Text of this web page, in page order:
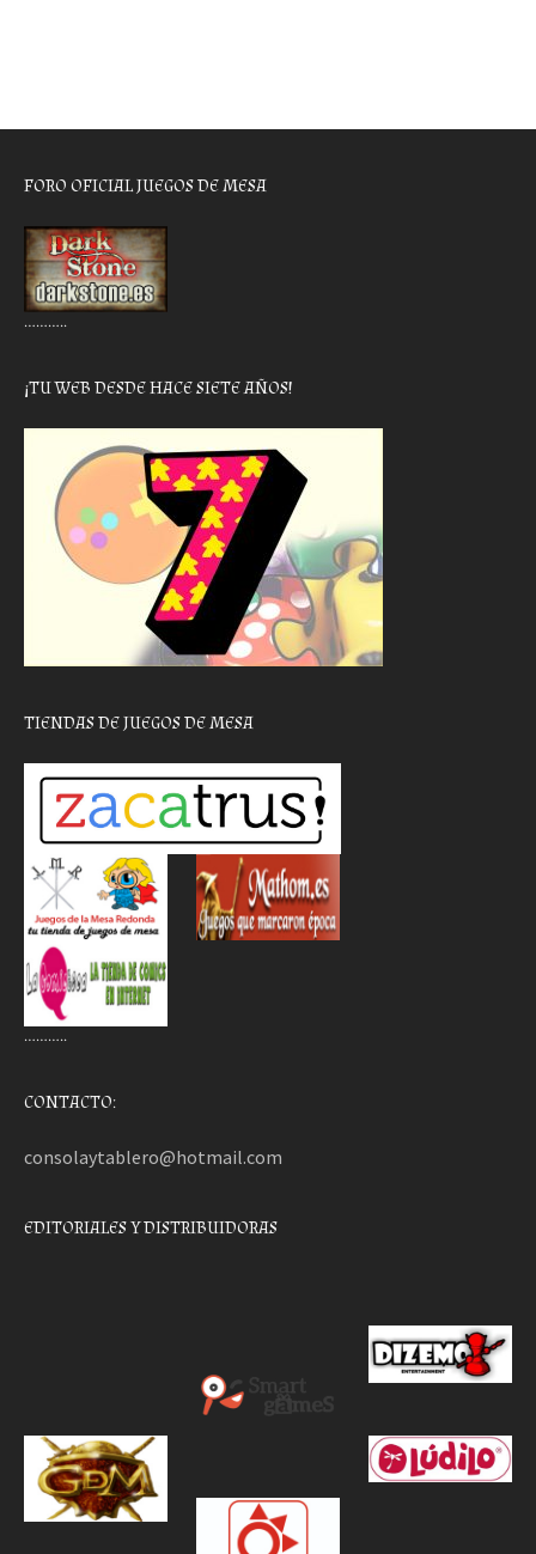
FORO OFICIAL JUEGOS DE MESA
………..
¡TU WEB DESDE HACE SIETE AÑOS!
TIENDAS DE JUEGOS DE MESA
………..
CONTACTO:
consolaytablero@hotmail.com
EDITORIALES Y DISTRIBUIDORAS